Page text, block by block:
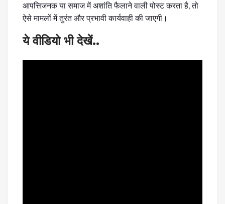
आपत्तिजनक या समाज में अशांति फैलाने वाली पोस्ट करता है, तो
ऐसे मामलों में तुरंत और प्रभावी कार्यवाही की जाएगी।
ये वीडियो भी देखें..